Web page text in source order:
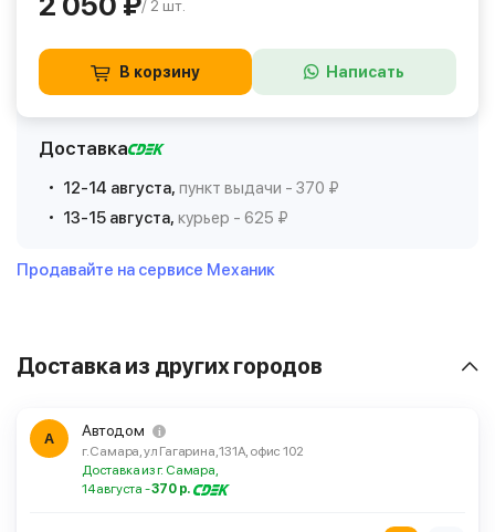
/ 2 шт.
В корзину Написать
Доставка
12-14 августа, пункт выдачи - 370 ₽
13-15 августа, курьер - 625 ₽
Продавайте на сервисе Механик
Доставка из других городов
А Автодом
г. Самара, ул Гагарина, 131А, офис 102
Доставка из г. Самара,
14 августа -370 р.